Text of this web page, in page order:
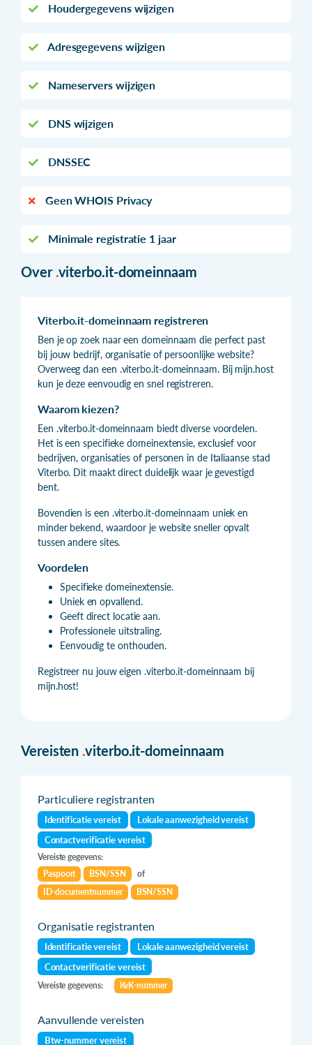
Houdergegevens wijzigen
Adresgegevens wijzigen
Nameservers wijzigen
DNS wijzigen
DNSSEC
Geen WHOIS Privacy
Minimale registratie 1 jaar
Over .viterbo.it-domeinnaam
Viterbo.it-domeinnaam registreren
Ben je op zoek naar een domeinnaam die perfect past
bij jouw bedrijf, organisatie of persoonlijke website?
Overweeg dan een .viterbo.it-domeinnaam. Bij mijn.host
kun je deze eenvoudig en snel registreren.
Waarom kiezen?
Een .viterbo.it-domeinnaam biedt diverse voordelen.
Het is een specifieke domeinextensie, exclusief voor
bedrijven, organisaties of personen in de Italiaanse stad
Viterbo. Dit maakt direct duidelijk waar je gevestigd
bent.
Bovendien is een .viterbo.it-domeinnaam uniek en
minder bekend, waardoor je website sneller opvalt
tussen andere sites.
Voordelen
Specifieke domeinextensie.
Uniek en opvallend.
Geeft direct locatie aan.
Professionele uitstraling.
Eenvoudig te onthouden.
Registreer nu jouw eigen .viterbo.it-domeinnaam bij
mijn.host!
Vereisten .viterbo.it-domeinnaam
Particuliere registranten
Identificatie vereist
Lokale aanwezigheid vereist
Contactverificatie vereist
Vereiste gegevens:
Paspoort
BSN/SSN
of
ID-documentnummer
BSN/SSN
Organisatie registranten
Identificatie vereist
Lokale aanwezigheid vereist
Contactverificatie vereist
Vereiste gegevens: KvK-nummer
Aanvullende vereisten
Btw-nummer vereist